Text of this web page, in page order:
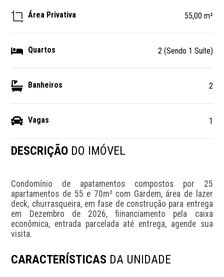
Área Privativa 55,00 m²
Quartos 2 (Sendo 1 Suíte)
Banheiros 2
Vagas 1
DESCRIÇÃO DO IMÓVEL
Condomínio de apatamentos compostos por 25
apartamentos de 55 e 70m² com Gardem, área de lazer
deck, churrasqueira, em fase de construção para entrega
em Dezembro de 2026, fiinanciamento pela caixa
econômica, entrada parcelada até entrega, agende sua
visita.
CARACTERÍSTICAS DA UNIDADE